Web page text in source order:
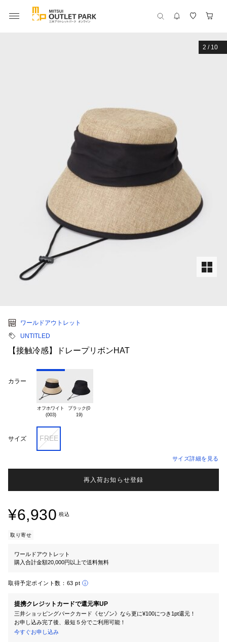
2 / 10
ワールドアウトレット
UNTITLED
【接触冷感】ドレープリボンHAT
カラー
オフホワイト
(003)
ブラック(0
19)
サイズ FREE
サイズ詳細を見る
再入荷お知らせ登録
¥6,930 税込
取り寄せ
ワールドアウトレット
購入合計金額20,000円以上で送料無料
取得予定ポイント数： 63 pt
提携クレジットカードで還元率UP
三井ショッピングパークカード《セゾン》なら更に¥100につき1pt還元！
お申し込み完了後、最短５分でご利用可能！
今すぐお申し込み